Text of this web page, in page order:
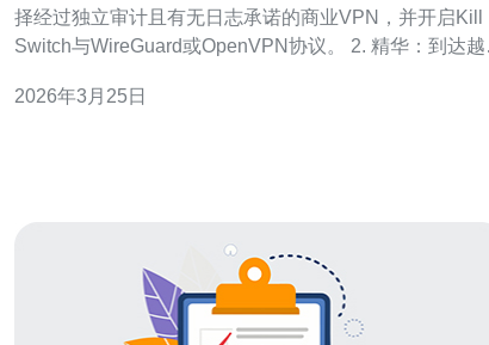
择经过独立审计且有无日志承诺的商业VPN，并开启Kill
Switch与WireGuard或OpenVPN协议。 2. 精华：到达越
常必需），备用方案为租赁便携Wi‑Fi（MiFi）。 3. 精华
2026年3月25日